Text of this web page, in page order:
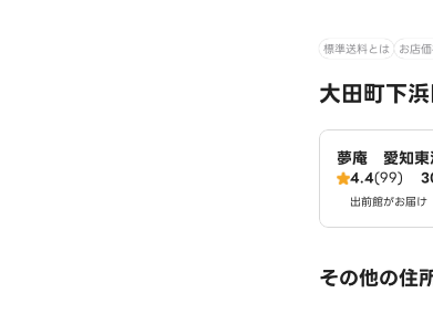
標準送料とは お店
大田町下
夢庵 愛知東
4.4(99)
出前館がお届け
その他の住